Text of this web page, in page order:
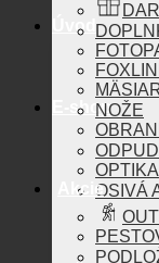
Úvod
E-shop
Akcie
NOŽE
OPTIKA
OSIVÁ